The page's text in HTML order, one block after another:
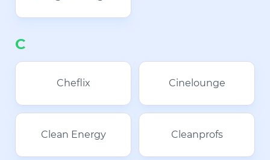
C
Cheflix Cinelounge
Clean Energy Cleanprofs